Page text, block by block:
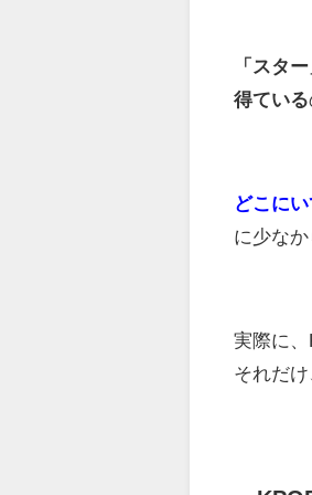
「スタ
得ている
どこに
に少なか
実際に
それだけ